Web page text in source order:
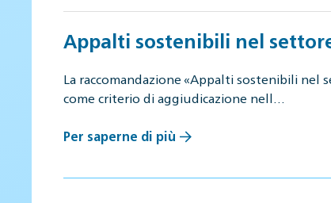
Appalti sostenibili nel
La raccomandazione «Appalti sostenibili
come criterio di aggiudicazione nell…
Per saperne di più